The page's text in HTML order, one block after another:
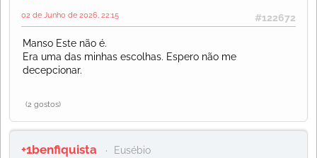
#122672
02 de Junho de 2026, 22:15
Manso Este não é.
Era uma das minhas escolhas. Espero não me
decepcionar.
(2 gostos)
+1benfiquista Eusébio